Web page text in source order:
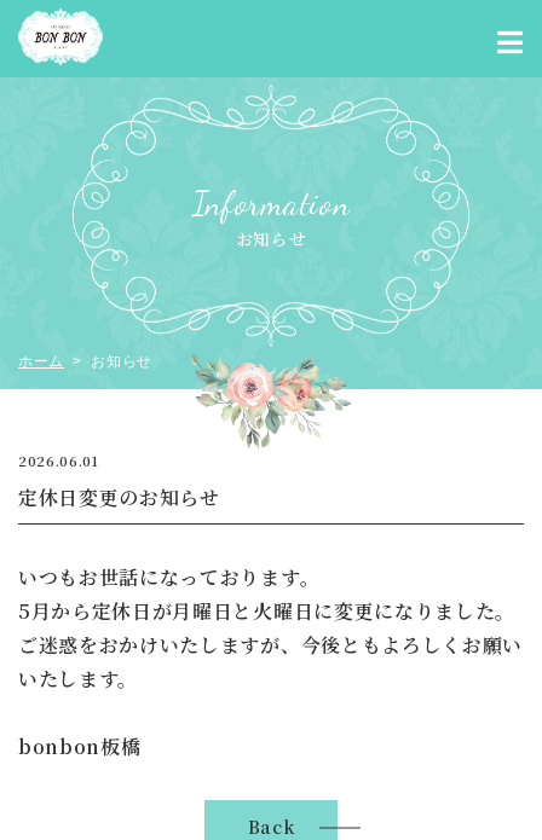
Information
お知らせ
ホーム > お知らせ
2026.06.01
定休日変更のお知らせ
いつもお世話になっております。
5月から定休日が月曜日と火曜日に変更になりました。
ご迷惑をおかけいたしますが、今後ともよろしくお願い
いたします。
bonbon板橋
Back